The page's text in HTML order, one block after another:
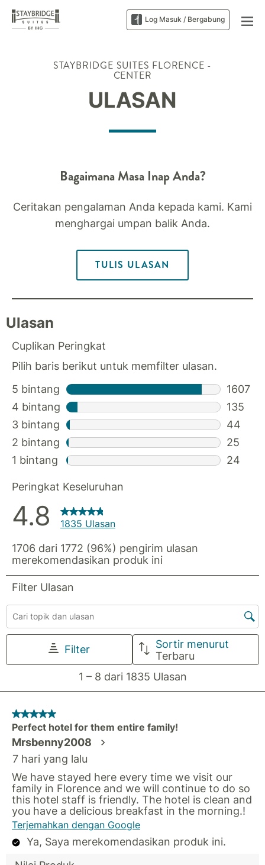
Log Masuk / Bergabung
STAYBRIDGE SUITES FLORENCE -
CENTER
ULASAN
Bagaimana Masa Inap Anda?
Ceritakan pengalaman Anda kepada kami. Kami
menghargai umpan balik Anda.
TULIS ULASAN